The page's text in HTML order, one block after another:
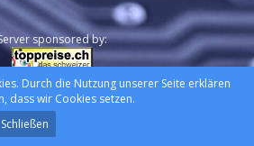
sponsored by:
Software:WoltLab Suite™
, erstellt von
Durch die Nutzung unserer Seite erklären
dass wir Cookies setzen.
Schließen